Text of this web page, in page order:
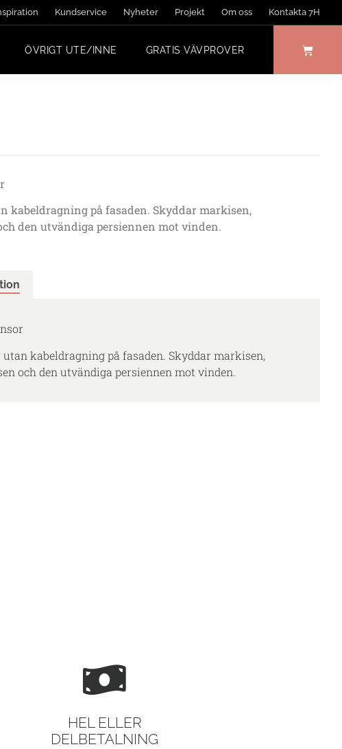
Kundservice Nyheter Projekt Om oss Kontakta 7H
ÖVRIGT UTE/INNE GRATIS VÄVPROVER
kabeldragning på fasaden. Skyddar markisen,
den utvändiga persiennen mot vinden.
utan kabeldragning på fasaden. Skyddar markisen,
och den utvändiga persiennen mot vinden.
HEL ELLER
DELBETALNING